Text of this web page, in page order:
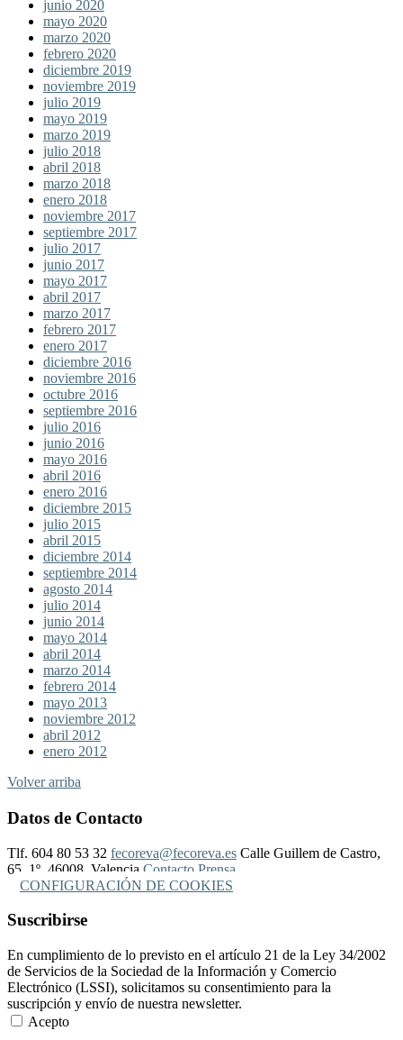
junio 2020
mayo 2020
marzo 2020
febrero 2020
diciembre 2019
noviembre 2019
julio 2019
mayo 2019
marzo 2019
julio 2018
abril 2018
marzo 2018
enero 2018
noviembre 2017
septiembre 2017
julio 2017
junio 2017
mayo 2017
abril 2017
marzo 2017
febrero 2017
enero 2017
diciembre 2016
noviembre 2016
octubre 2016
septiembre 2016
julio 2016
junio 2016
mayo 2016
abril 2016
enero 2016
diciembre 2015
julio 2015
abril 2015
diciembre 2014
septiembre 2014
agosto 2014
julio 2014
junio 2014
mayo 2014
abril 2014
marzo 2014
febrero 2014
mayo 2013
noviembre 2012
abril 2012
enero 2012
Volver arriba
Datos de Contacto
Tlf. 604 80 53 32 fecoreva@fecoreva.es Calle Guillem de Castro,
65, 1º, 46008, Valencia Contacto Prensa
CONFIGURACIÓN DE COOKIES
Suscribirse
En cumplimiento de lo previsto en el artículo 21 de la Ley 34/2002
de Servicios de la Sociedad de la Información y Comercio
Electrónico (LSSI), solicitamos su consentimiento para la
suscripción y envío de nuestra newsletter.
Acepto